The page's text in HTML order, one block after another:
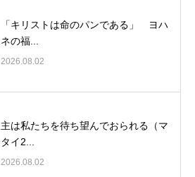
「キリストは命のパンである」 ヨハ
ネの福...
2026.08.02
主は私たちを待ち望んでおられる（マ
タイ2...
2026.08.02